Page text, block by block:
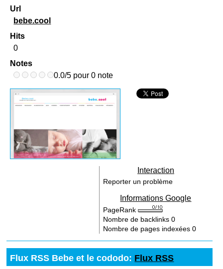
Url
bebe.cool
Hits
0
Notes
0.0/5 pour 0 note
Interaction
Reporter un problème
Informations Google
PageRank
Nombre de backlinks0
Nombre de pages indexées0
Flux RSS Bebe et le cododo: Flux RSS